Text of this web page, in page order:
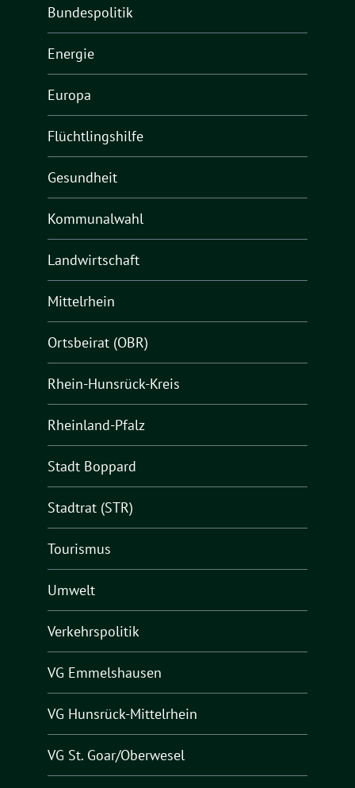
Bundespolitik
Energie
Europa
Flüchtlingshilfe
Gesundheit
Kommunalwahl
Landwirtschaft
Mittelrhein
Ortsbeirat (OBR)
Rhein-Hunsrück-Kreis
Rheinland-Pfalz
Stadt Boppard
Stadtrat (STR)
Tourismus
Umwelt
Verkehrspolitik
VG Emmelshausen
VG Hunsrück-Mittelrhein
VG St. Goar/Oberwesel